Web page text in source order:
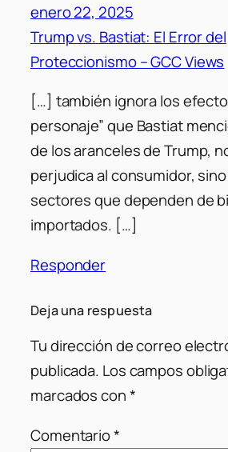
enero 22, 2025
Trump vs. Bastiat: El Error del
Proteccionismo – GCC Views
[…] también ignora los
personaje” que Bastiat
de los aranceles de Trump,
perjudica al consumidor,
sectores que dependen de
importados. […]
Responder
Deja una respuesta
Tu dirección de correo
publicada. Los campos
marcados con*
Comentario*